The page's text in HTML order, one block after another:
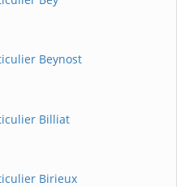
Beynost
Billiat
Birieux